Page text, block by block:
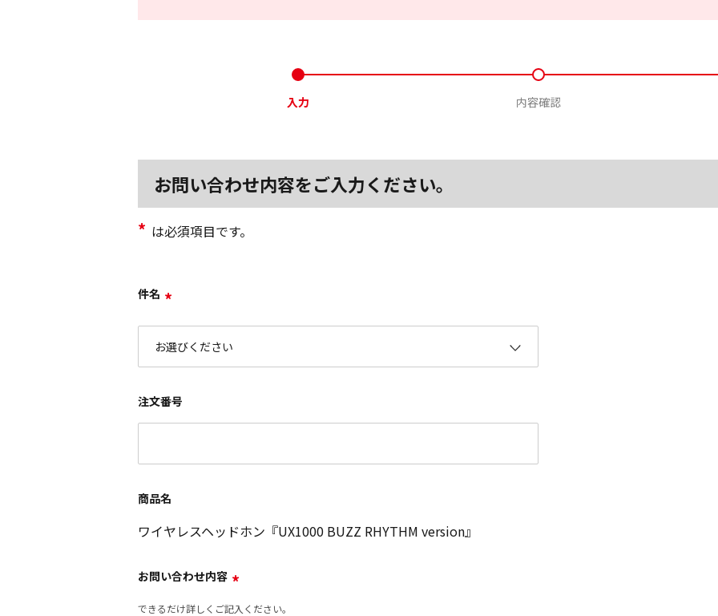
入力 内容確認
お問い合わせ内容をご入力ください。
* は必須項目です。
件名 *
注文番号
商品名
ワイヤレスヘッドホン『UX1000 BUZZ RHYTHM version』
お問い合わせ内容 *
できるだけ詳しくご記入ください。